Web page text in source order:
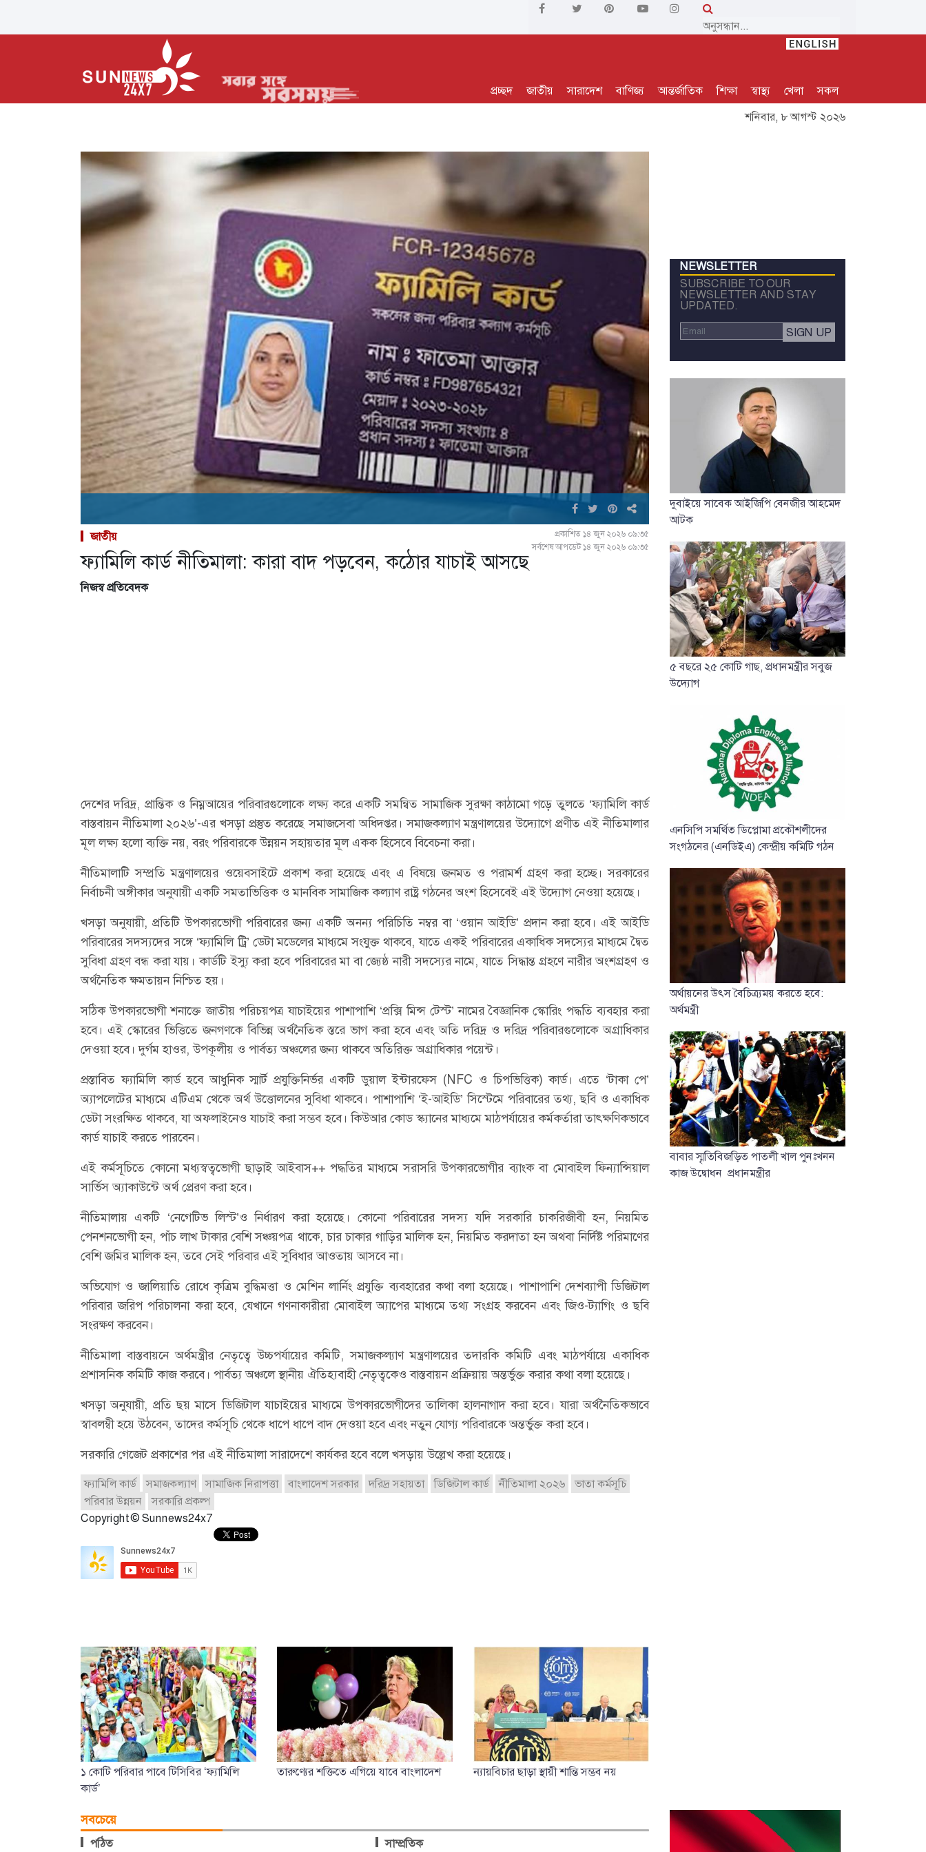
প্রচ্ছদ জাতীয় সারাদেশ বাণিজ্য আন্তর্জাতিক শিক্ষা স্বাস্থ্য খেলা
সকল
শনিবার, ৮ আগস্ট ২০২৬
জাতীয়
প্রকাশিত ১৪ জুন ২০২৬ ০৯:৩৫
সর্বশেষ আপডেট ১৪ জুন ২০২৬ ০৯:৩৫
ফ্যামিলি কার্ড নীতিমালা: কারা বাদ পড়বেন, কঠোর যাচাই আসছে
নিজস্ব প্রতিবেদক
দেশের দরিদ্র, প্রান্তিক ও নিম্নআয়ের পরিবারগুলোকে লক্ষ্য করে একটি সমন্বিত সামাজিক সুরক্ষা কাঠামো গড়ে তুলতে ‘ফ্যামিলি কার্ড
বাস্তবায়ন নীতিমালা ২০২৬’-এর খসড়া প্রস্তুত করেছে সমাজসেবা অধিদপ্তর। সমাজকল্যাণ মন্ত্রণালয়ের উদ্যোগে প্রণীত এই নীতিমালার
মূল লক্ষ্য হলো ব্যক্তি নয়, বরং পরিবারকে উন্নয়ন সহায়তার মূল একক হিসেবে বিবেচনা করা।
নীতিমালাটি সম্প্রতি মন্ত্রণালয়ের ওয়েবসাইটে প্রকাশ করা হয়েছে এবং এ বিষয়ে জনমত ও পরামর্শ গ্রহণ করা হচ্ছে। সরকারের
নির্বাচনী অঙ্গীকার অনুযায়ী একটি সমতাভিত্তিক ও মানবিক সামাজিক কল্যাণ রাষ্ট্র গঠনের অংশ হিসেবেই এই উদ্যোগ নেওয়া হয়েছে।
খসড়া অনুযায়ী, প্রতিটি উপকারভোগী পরিবারের জন্য একটি অনন্য পরিচিতি নম্বর বা ‘ওয়ান আইডি’ প্রদান করা হবে। এই আইডি
পরিবারের সদস্যদের সঙ্গে ‘ফ্যামিলি ট্রি’ ডেটা মডেলের মাধ্যমে সংযুক্ত থাকবে, যাতে একই পরিবারের একাধিক সদস্যের মাধ্যমে দ্বৈত
সুবিধা গ্রহণ বন্ধ করা যায়। কার্ডটি ইস্যু করা হবে পরিবারের মা বা জ্যেষ্ঠ নারী সদস্যের নামে, যাতে সিদ্ধান্ত গ্রহণে নারীর অংশগ্রহণ ও
অর্থনৈতিক ক্ষমতায়ন নিশ্চিত হয়।
সঠিক উপকারভোগী শনাক্তে জাতীয় পরিচয়পত্র যাচাইয়ের পাশাপাশি ‘প্রক্সি মিন্স টেস্ট’ নামের বৈজ্ঞানিক স্কোরিং পদ্ধতি ব্যবহার করা
হবে। এই স্কোরের ভিত্তিতে জনগণকে বিভিন্ন অর্থনৈতিক স্তরে ভাগ করা হবে এবং অতি দরিদ্র ও দরিদ্র পরিবারগুলোকে অগ্রাধিকার
দেওয়া হবে। দুর্গম হাওর, উপকূলীয় ও পার্বত্য অঞ্চলের জন্য থাকবে অতিরিক্ত অগ্রাধিকার পয়েন্ট।
প্রস্তাবিত ফ্যামিলি কার্ড হবে আধুনিক স্মার্ট প্রযুক্তিনির্ভর একটি ডুয়াল ইন্টারফেস (NFC ও চিপভিত্তিক) কার্ড। এতে ‘টাকা পে’
অ্যাপলেটের মাধ্যমে এটিএম থেকে অর্থ উত্তোলনের সুবিধা থাকবে। পাশাপাশি ‘ই-আইডি’ সিস্টেমে পরিবারের তথ্য, ছবি ও একাধিক
ডেটা সংরক্ষিত থাকবে, যা অফলাইনেও যাচাই করা সম্ভব হবে। কিউআর কোড স্ক্যানের মাধ্যমে মাঠপর্যায়ের কর্মকর্তারা তাৎক্ষণিকভাবে
কার্ড যাচাই করতে পারবেন।
এই কর্মসূচিতে কোনো মধ্যস্বত্বভোগী ছাড়াই আইবাস++ পদ্ধতির মাধ্যমে সরাসরি উপকারভোগীর ব্যাংক বা মোবাইল ফিন্যান্সিয়াল
সার্ভিস অ্যাকাউন্টে অর্থ প্রেরণ করা হবে।
নীতিমালায় একটি ‘নেগেটিভ লিস্ট’ও নির্ধারণ করা হয়েছে। কোনো পরিবারের সদস্য যদি সরকারি চাকরিজীবী হন, নিয়মিত
পেনশনভোগী হন, পাঁচ লাখ টাকার বেশি সঞ্চয়পত্র থাকে, চার চাকার গাড়ির মালিক হন, নিয়মিত করদাতা হন অথবা নির্দিষ্ট পরিমাণের
বেশি জমির মালিক হন, তবে সেই পরিবার এই সুবিধার আওতায় আসবে না।
অভিযোগ ও জালিয়াতি রোধে কৃত্রিম বুদ্ধিমত্তা ও মেশিন লার্নিং প্রযুক্তি ব্যবহারের কথা বলা হয়েছে। পাশাপাশি দেশব্যাপী ডিজিটাল
পরিবার জরিপ পরিচালনা করা হবে, যেখানে গণনাকারীরা মোবাইল অ্যাপের মাধ্যমে তথ্য সংগ্রহ করবেন এবং জিও-ট্যাগিং ও ছবি
সংরক্ষণ করবেন।
নীতিমালা বাস্তবায়নে অর্থমন্ত্রীর নেতৃত্বে উচ্চপর্যায়ের কমিটি, সমাজকল্যাণ মন্ত্রণালয়ের তদারকি কমিটি এবং মাঠপর্যায়ে একাধিক
প্রশাসনিক কমিটি কাজ করবে। পার্বত্য অঞ্চলে স্থানীয় ঐতিহ্যবাহী নেতৃত্বকেও বাস্তবায়ন প্রক্রিয়ায় অন্তর্ভুক্ত করার কথা বলা হয়েছে।
খসড়া অনুযায়ী, প্রতি ছয় মাসে ডিজিটাল যাচাইয়ের মাধ্যমে উপকারভোগীদের তালিকা হালনাগাদ করা হবে। যারা অর্থনৈতিকভাবে
স্বাবলম্বী হয়ে উঠবেন, তাদের কর্মসূচি থেকে ধাপে ধাপে বাদ দেওয়া হবে এবং নতুন যোগ্য পরিবারকে অন্তর্ভুক্ত করা হবে।
সরকারি গেজেট প্রকাশের পর এই নীতিমালা সারাদেশে কার্যকর হবে বলে খসড়ায় উল্লেখ করা হয়েছে।
ফ্যামিলি কার্ড সমাজকল্যাণ সামাজিক নিরাপত্তা বাংলাদেশ সরকার দরিদ্র সহায়তা ডিজিটাল কার্ড নীতিমালা ২০২৬
ভাতা কর্মসূচি
পরিবার উন্নয়ন
সরকারি প্রকল্প
Copyright © Sunnews24x7
১ কোটি পরিবার পাবে টিসিবির ‘ফ্যামিলি
কার্ড’
তারুণ্যের শক্তিতে এগিয়ে যাবে বাংলাদেশ ন্যায়বিচার ছাড়া স্থায়ী শান্তি সম্ভব নয়
NEWSLETTER
SUBSCRIBE TO OUR
NEWSLETTER AND STAY
UPDATED.
দুবাইয়ে সাবেক আইজিপি বেনজীর আহমেদ
আটক
৫ বছরে ২৫ কোটি গাছ, প্রধানমন্ত্রীর সবুজ
উদ্যোগ
এনসিপি সমর্থিত ডিপ্লোমা প্রকৌশলীদের
সংগঠনের (এনডিইএ) কেন্দ্রীয় কমিটি গঠন
অর্থায়নের উৎস বৈচিত্র্যময় করতে হবে:
অর্থমন্ত্রী
বাবার স্মৃতিবিজড়িত পাতলী খাল পুনঃখনন
কাজ উদ্বোধন প্রধানমন্ত্রীর
সবচেয়ে
পঠিত সাম্প্রতিক